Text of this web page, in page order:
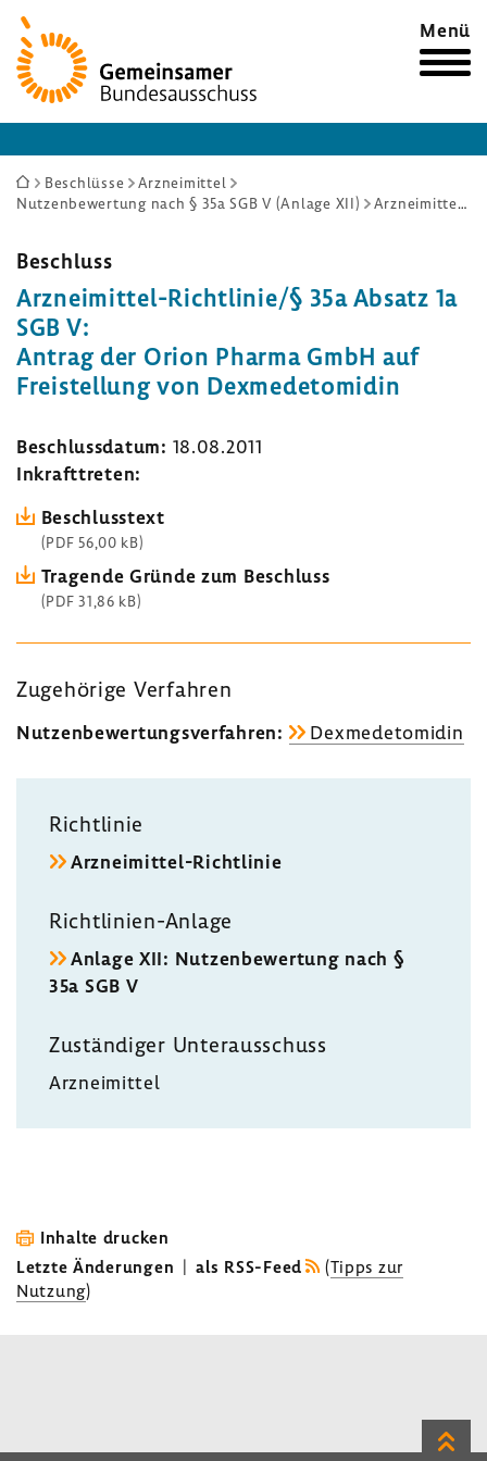
Zur
Startseite
Menü
Sie
sind
Beschlüsse
Arzneimittel
Nutzenbewertung nach § 35a SGB V (Anlage XII)
Arzneimittel-Richtlinie/§ 35a Absatz 1a SGB V: Antrag der Orion Pharma GmbH auf Freistellung von Dexmedetomidin
Beschluss
Arzneimittel-​Richtlinie/§ 35a Absatz 1a
SGB V:
Antrag der Orion Pharma GmbH auf
Frei­stel­lung von Dexme­de­to­midin
Beschluss­datum: 18.08.2011
Inkraft­treten:
Beschluss­text
(PDF 56,00 kB)
Tragende Gründe zum Beschluss
(PDF 31,86 kB)
Zuge­hö­rige Verfahren
Nutzen­be­wer­tungs­ver­fahren: Dexme­de­to­midin
Richt­linie
Arzneimittel-​Richtlinie
Richtlinien-​Anlage
Anlage XII: Nutzen­be­wer­tung nach §
35a SGB V
Zustän­diger Unter­aus­schuss
Arznei­mittel
Inhalte drucken
Letzte Änderungen | als RSS-Feed (Tipps zur
Nutzung)
Zum